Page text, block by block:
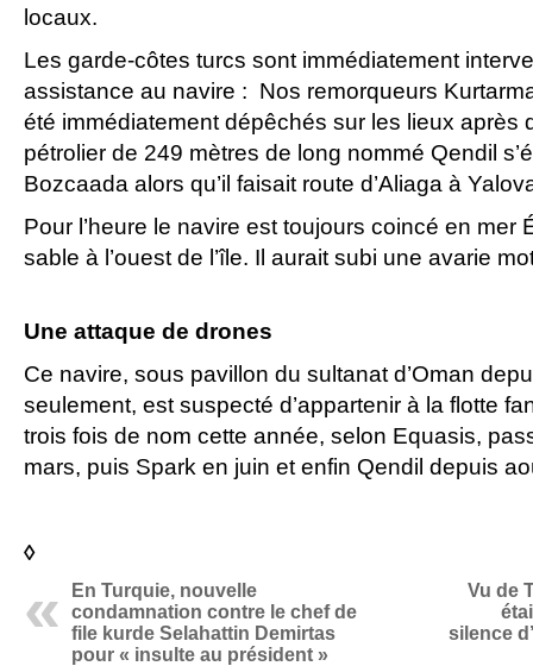
locaux.
Les garde-côtes turcs sont immédiatement
assistance au navire : Nos remorqueurs
été immédiatement dépêchés sur les lieux après
pétrolier de 249 mètres de long nommé Qendil
Bozcaada alors qu’il faisait route d’Aliaga à
Pour l’heure le navire est toujours coincé en mer
sable à l’ouest de l’île. Il aurait subi une avarie
Une attaque de drones
Ce navire, sous pavillon du sultanat d’Oman
seulement, est suspecté d’appartenir à la flotte
trois fois de nom cette année, selon Equasis,
mars, puis Spark en juin et enfin Qendil depuis
◊
En Turquie, nouvelle
condamnation contre le chef de
file kurde Selahattin Demirtas
pour « insulte au président »
Vu de
silence